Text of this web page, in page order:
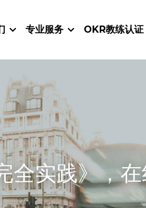
专业服务 OKR教练认证
全实践》，